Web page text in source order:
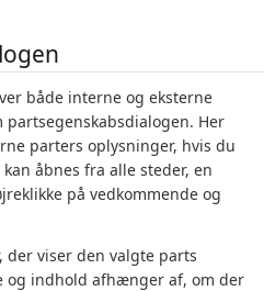
både interne og eksterne
Her
parters oplysninger, hvis du
åbnes fra alle steder, en
på vedkommende og
viser den valgte parts
og indhold afhænger af, om der